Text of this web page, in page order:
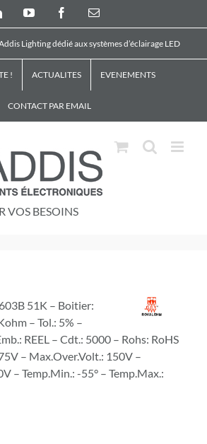
LinkedInYouTube FacebookEmail
Lighting dédié aux systèmes d’éclairage LED
! ACTUALITES EVENEMENTS
CONTACT PAR EMAIL
VOS BESOINS
51K – Boitier:
– Tol.: 5% –
REEL – Cdt.: 5000 – Rohs: RoHS
– Max.Over.Volt.: 150V –
– Temp.Min.: -55° – Temp.Max.: